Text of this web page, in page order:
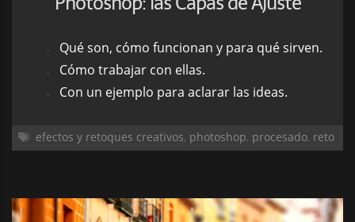
Qué son, cómo funcionan y para qué sirven.
Cómo trabajar con ellas.
Con un ejemplo para aclarar las ideas.
efectos y retoques creativos, photoshop, procesado, reto